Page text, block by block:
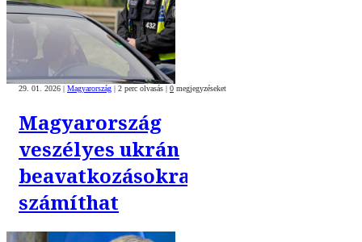
29. 01. 2026 | Magyarország | 2 perc olvasás | 0 megjegyzéseket
Magyarország
veszélyes ukrán
beavatkozásokra
számíthat